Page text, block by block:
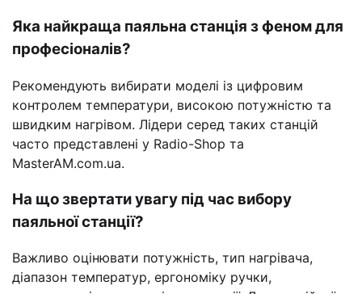
Яка найкраща паяльна станція з феном для
професіоналів?
Рекомендують вибирати моделі із цифровим
контролем температури, високою потужністю та
швидким нагрівом. Лідери серед таких станцій
часто представлені у Radio-Shop та
MasterAM.com.ua.
На що звертати увагу під час вибору
паяльної станції?
Важливо оцінювати потужність, тип нагрівача,
діапазон температур, ергономіку ручки,